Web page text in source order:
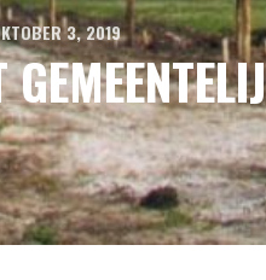
3, 2019